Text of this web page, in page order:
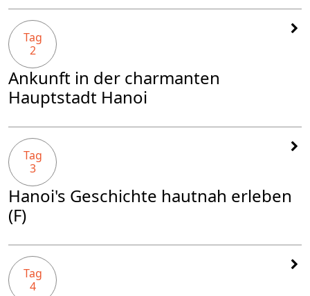
Tag
2
Ankunft in der charmanten
Hauptstadt Hanoi
Tag
3
Hanoi's Geschichte hautnah erleben
(F)
Tag
4